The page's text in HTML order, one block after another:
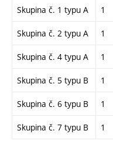
Skupina č. 1 typu A 1
Skupina č. 2 typu A 1
Skupina č. 4 typu A 1
Skupina č. 5 typu B 1
Skupina č. 6 typu B 1
Skupina č. 7 typu B 1